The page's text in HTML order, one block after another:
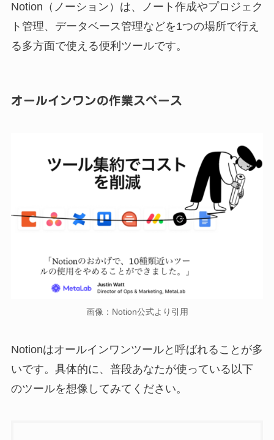
Notion（ノーション）は、ノート作成やプロジェク
ト管理、データベース管理などを1つの場所で行え
る多方面で使える便利ツールです。
オールインワンの作業スペース
画像：Notion公式より引用
Notionはオールインワンツールと呼ばれることが多
いです。具体的に、普段あなたが使っている以下
のツールを想像してみてください。